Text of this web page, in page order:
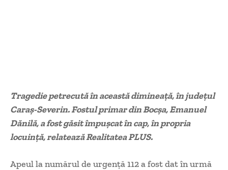
Tragedie petrecută în această dimineață, în județul
Caraș-Severin. Fostul primar din Bocșa, Emanuel
Dănilă, a fost găsit împușcat în cap, în propria
locuință, relatează Realitatea PLUS.
Apeul la numărul de urgență 112 a fost dat în urmă